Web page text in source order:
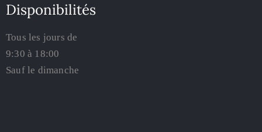
Disponibilités
Tous les jours de
9:30 à 18:00
Sauf le dimanche